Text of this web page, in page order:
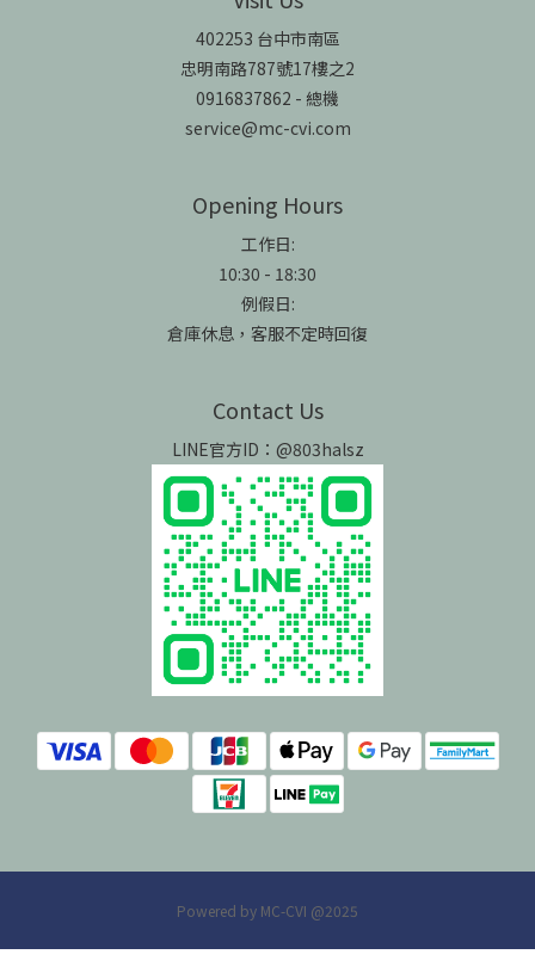
402253 台中市南區
忠明南路787號17樓之2
0916837862 - 總機
service@mc-cvi.com
Opening Hours
工作日:
10:30 - 18:30
例假日:
倉庫休息，客服不定時回復
Contact Us
LINE官方ID：@803halsz
Powered by MC-CVI @2025